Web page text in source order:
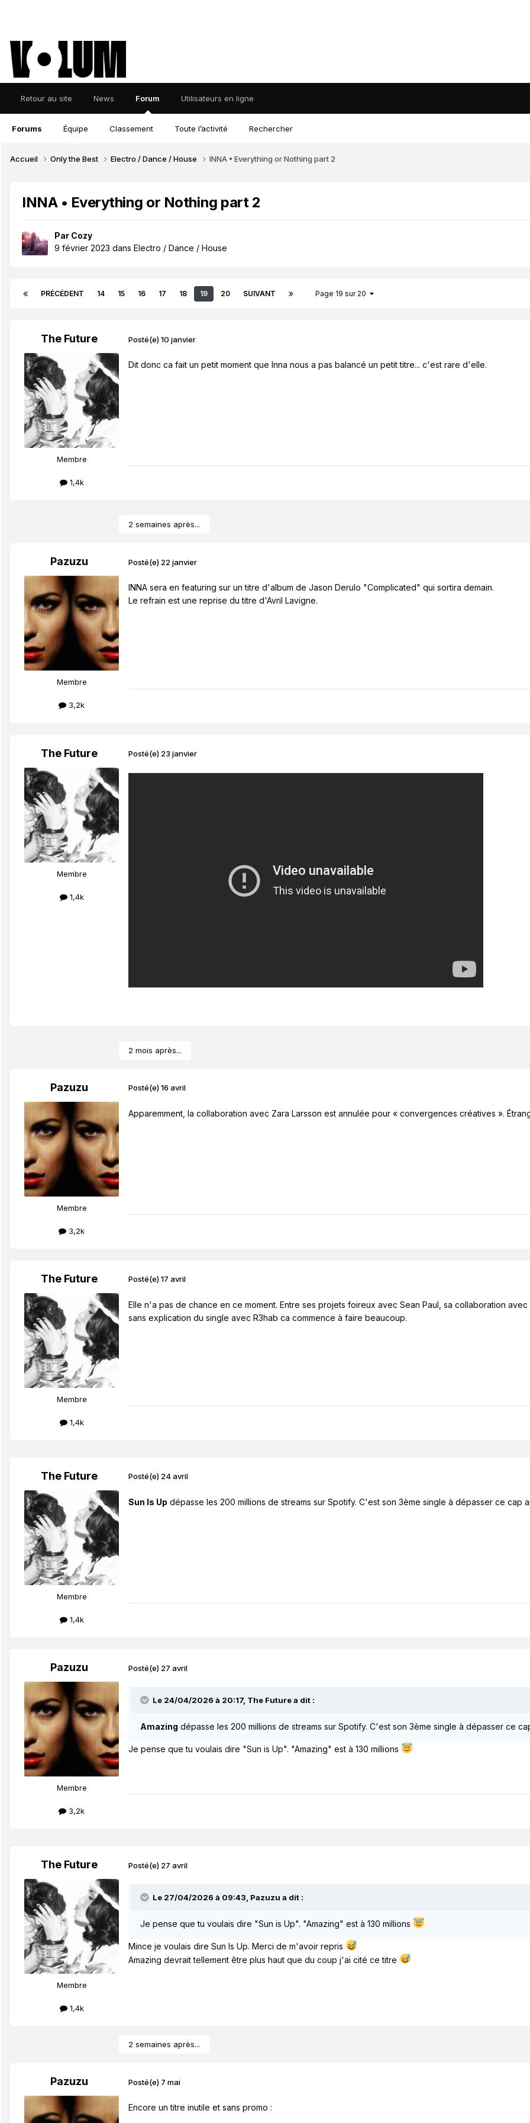
Retour au site News Forum
Forums Équipe Classement Toute l’activité Rechercher
Utilisateurs en ligne
Accueil Only the Best Electro / Dance / House INNA • Everything or Nothing part 2
INNA • Everything or Nothing part 2
Par Cozy
9 février 2023 dans Electro / Dance / House
PRÉCÉDENT 14 15 16 17 18 19 20 SUIVANT Page 19 sur 20
The Future
Membre
1,4k
Posté(e)10 janvier
Dit donc ca fait un petit moment que Inna nous a pas balancé un petit titre... c'est rare d'elle.
2 semaines après...
Pazuzu
Membre
3,2k
Posté(e) 22 janvier
INNA sera en featuring sur un titre d'album de Jason Derulo "Complicated" qui sortira demain.
Le refrain est une reprise du titre d'Avril Lavigne.
The Future
Membre
1,4k
Posté(e) 23 janvier
2 mois après...
Pazuzu
Membre
3,2k
Posté(e)16 avril
Apparemment, la collaboration avec Zara Larsson est annulée pour « convergences créatives ».
The Future
Membre
1,4k
Posté(e)17 avril
Elle n'a pas de chance en ce moment. Entre ses projets foireux avec Sean Paul, sa collaboration
sans explication du single avec R3hab ca commence à faire beaucoup.
The Future
Membre
1,4k
Posté(e) 24 avril
Sun Is Up dépasse les 200 millions de streams sur Spotify. C'est son 3ème single à dépasser ce cap
Pazuzu
Membre
3,2k
Posté(e) 27 avril
Le 24/04/2026 à 20:17, The Futurea dit :
Amazing dépasse les 200 millions de streams sur Spotify. C'est son 3ème single à dépasser ce
Je pense que tu voulais dire "Sun is Up". "Amazing" est à 130 millions
The Future
Membre
1,4k
Posté(e) 27 avril
Le 27/04/2026 à 09:43, Pazuzu a dit :
Je pense que tu voulais dire "Sun is Up". "Amazing" est à 130 millions
Mince je voulais dire Sun Is Up. Merci de m'avoir repris
Amazing devrait tellement être plus haut que du coup j'ai cité ce titre
2 semaines après...
Pazuzu Posté(e) 7 mai
Encore un titre inutile et sans promo :